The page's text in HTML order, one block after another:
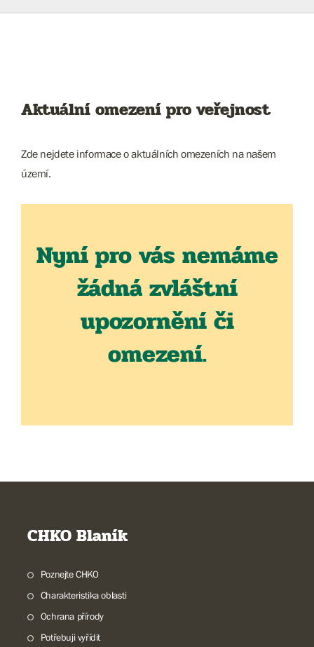
Aktuální omezení pro veřejnost
Zde nejdete informace o aktuálních omezeních na našem
území.
Nyní pro vás nemáme
žádná zvláštní
upozornění či
omezení.
CHKO Blaník
Poznejte CHKO
Charakteristika oblasti
Ochrana přírody
Potřebuji vyřídit